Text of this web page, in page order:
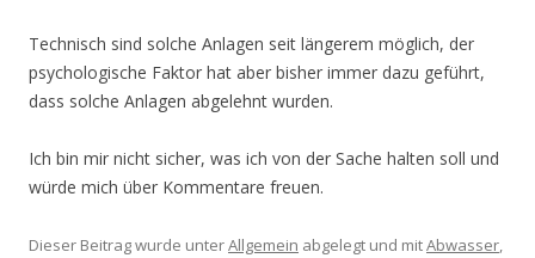
Technisch sind solche Anlagen seit längerem möglich, der
psychologische Faktor hat aber bisher immer dazu geführt,
dass solche Anlagen abgelehnt wurden.
Ich bin mir nicht sicher, was ich von der Sache halten soll und
würde mich über Kommentare freuen.
Dieser Beitrag wurde unterAllgemein abgelegt und mitAbwasser,